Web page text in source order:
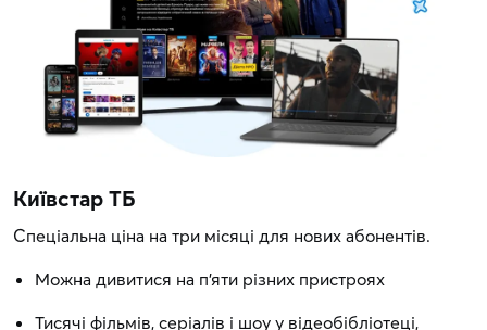
Київстар ТБ
Спеціальна ціна на три місяці для нових абонентів.
Можна дивитися на п'яти різних пристроях
Тисячі фільмів, серіалів і шоу у відеобібліотеці,